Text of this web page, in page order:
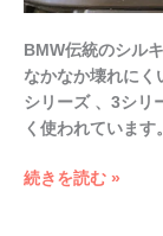
BMW伝統のシル
なかなか壊れにく
シリーズ 、3シリ
く使われていま
続きを読む »